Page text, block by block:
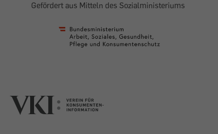
Gefördert aus Mitteln des Sozialministeriums